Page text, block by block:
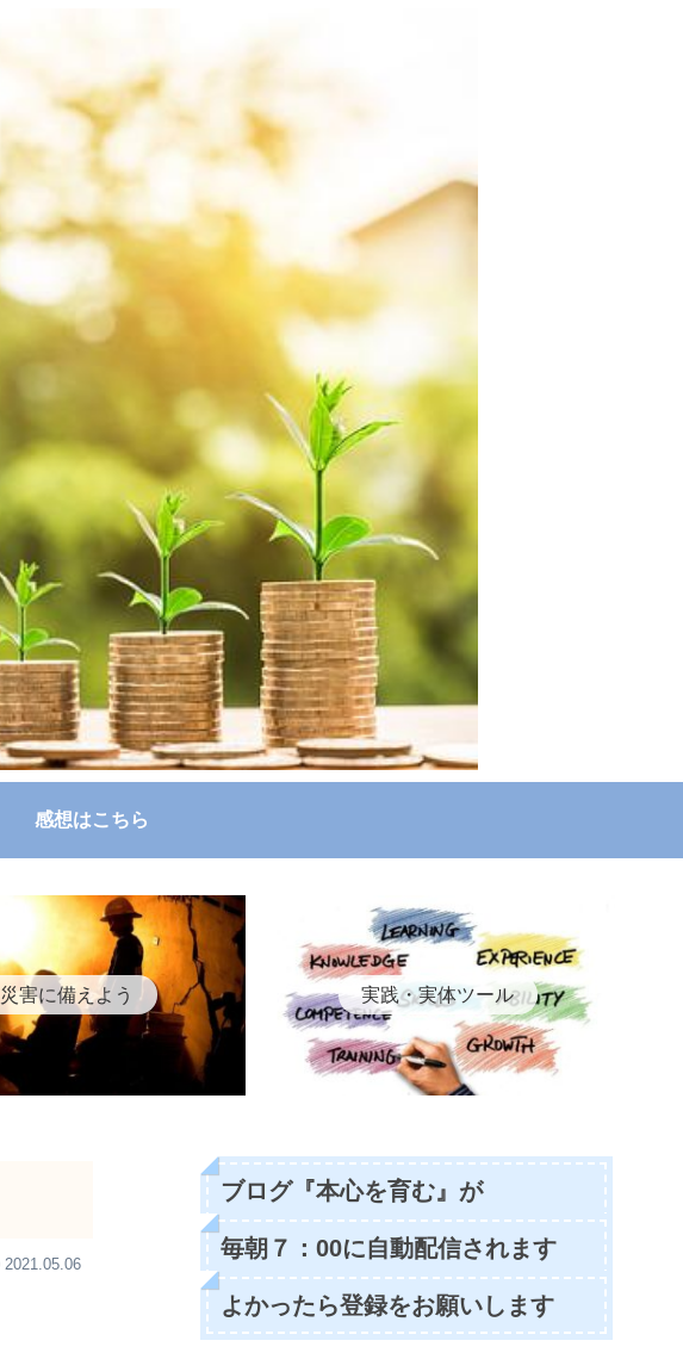
感想はこちら
災害に備えよう 実践・実体ツール
2021.05.06
ブログ『本心を育む』が
毎朝７：00に自動配信されます
よかったら登録をお願いします